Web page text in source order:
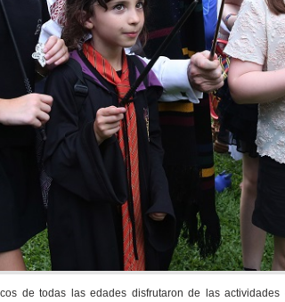
de todas las edades disfrutaron de las actividades